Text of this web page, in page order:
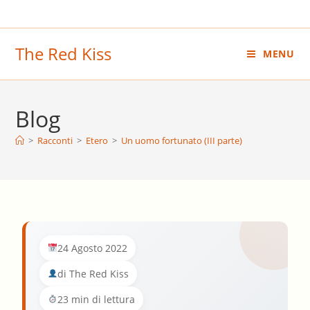
al
The Red Kiss MENU
Blog
> Racconti > Etero > Un uomo fortunato (III parte)
24 Agosto 2022
di The Red Kiss
23 min di lettura